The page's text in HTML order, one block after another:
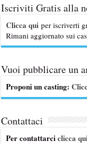
Iscriviti Gratis alla
Clicca qui per iscriverti
Rimani aggiornato sui
Vuoi pubblicare un
Proponi un casting:
Contattaci
Per contattarciclicca